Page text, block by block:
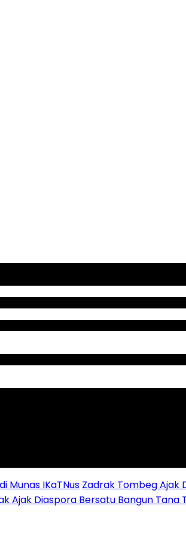
Munas IKaTNus Zadrak Tombeg Ajak
Ajak Diaspora Bersatu Bangun Tana